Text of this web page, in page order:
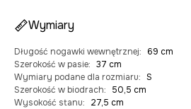
Wymiary
Długość nogawki wewnętrznej:
69 cm
Szerokość w pasie: 37 cm
Wymiary podane dla rozmiaru: S
Szerokość w biodrach:
50,5 cm
Wysokość stanu: 27,5 cm